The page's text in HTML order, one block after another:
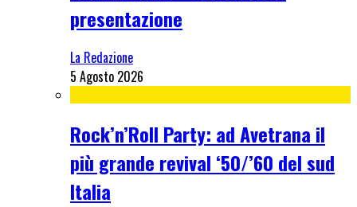
presentazione
La Redazione
5 Agosto 2026
Rock’n’Roll Party: ad Avetrana il
più grande revival ‘50/’60 del sud
Italia